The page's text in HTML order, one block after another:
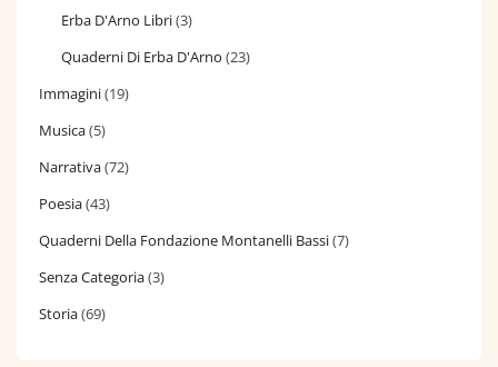
Erba D'Arno Libri(3)
Quaderni Di Erba D'Arno (23)
Immagini(19)
Musica(5)
Narrativa(72)
Poesia(43)
Quaderni Della Fondazione Montanelli Bassi(7)
Senza Categoria(3)
Storia(69)